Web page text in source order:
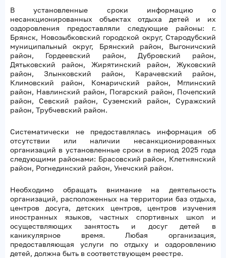
В установленные сроки информацию о
несанкционированных объектах отдыха детей и их
оздоровления предоставляли следующие районы: г.
Брянск, Новозыбковский городской округ, Стародубский
муниципальный округ, Брянский район, Выгоничский
район, Гордеевский район, Дубровский район,
Дятьковский район, Жирятинский район, Жуковский
район, Злынковский район, Карачевский район,
Климовский район, Комаричский район, Мглинский
район, Навлинский район, Погарский район, Почепский
район, Севский район, Суземский район, Суражский
район, Трубчевский район.
Систематически не предоставлялась информация об
отсутствии или наличии несанкционированных
организаций в установленные сроки в период 2025 года
следующими районами: Брасовский район, Клетнянский
район, Рогнединский район, Унечский район.
Необходимо обращать внимание на деятельность
организаций, расположенных на территории баз отдыха,
центров досуга, детских центров, центров изучения
иностранных языков, частных спортивных школ и
осуществляющих занятость и досуг детей в
каникулярное время. Любая организация,
предоставляющая услуги по отдыху и оздоровлению
детей, должна быть в соответствующем реестре.